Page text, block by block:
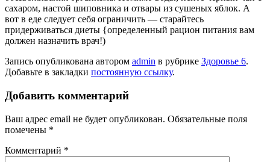
сахаром, настой шиповника и отвары из сушеных яблок. А
вот в еде следует себя ограничить — старайтесь
придерживаться диеты {определенный рацион питания вам
должен назначить врач!)
Запись опубликована автором admin в рубрике Здоровье 6.
Добавьте в закладки постоянную ссылку.
Добавить комментарий
Ваш адрес email не будет опубликован. Обязательные поля
помечены *
Комментарий *